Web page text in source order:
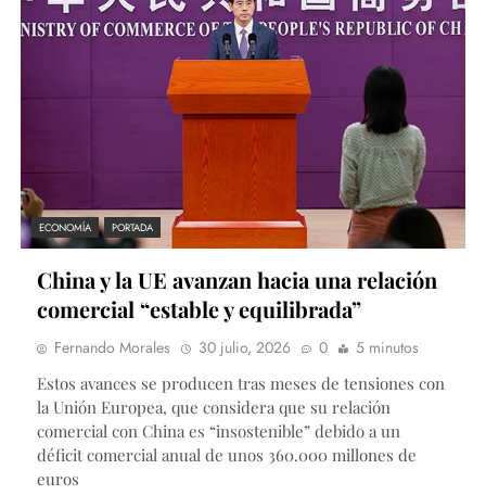
ECONOMÍA PORTADA
China y la UE avanzan hacia una relación
comercial “estable y equilibrada”
Fernando Morales 30 julio, 2026 0
5 minutos
Estos avances se producen tras meses de tensiones con
la Unión Europea, que considera que su relación
comercial con China es “insostenible” debido a un
déficit comercial anual de unos 360.000 millones de
euros